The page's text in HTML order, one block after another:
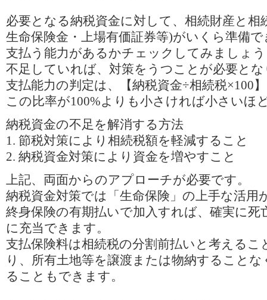
必要となる納税資金に対して、相続財産と相
生命保険金・上場有価証券等)がいくら準備
支払う能力があるかチェックしてみましょ
不足していれば、対策をうつことが必要と
支払能力の判定は、【納税資金÷相続税×100
この比率が100%よりも小さければ小さいほ
納税資金の不足を解消する方法
1. 節税対策により相続税額を軽減すること
2. 納税資金対策により資金を増やすこと
上記、両面からのアプローチが必要です。
納税資金対策では「生命保険」の上手な活用
終身保険の有期払いで加入すれば、確実に死
に充当できます。
支払保険料は相続税の分割前払いと考える
り、所有土地等を譲渡または物納すること
ることもできます。